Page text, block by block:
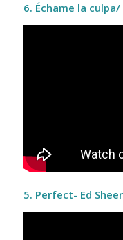
6. Échame la
5. Perfect- Ed